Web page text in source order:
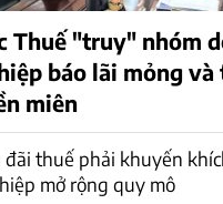
Thuế "truy" nhóm
báo lãi mỏng và
miên
đãi thuế phải khuyến
mở rộng quy mô